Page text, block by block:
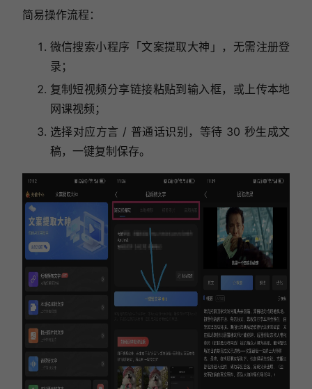
简易操作流程：
微信搜索小程序「文案提取大神」，无需注册登
录；
复制短视频分享链接粘贴到输入框，或上传本地
网课视频；
选择对应方言 / 普通话识别，等待 30 秒生成文
稿，一键复制保存。